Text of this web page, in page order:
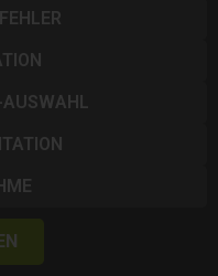
AUSWAHL